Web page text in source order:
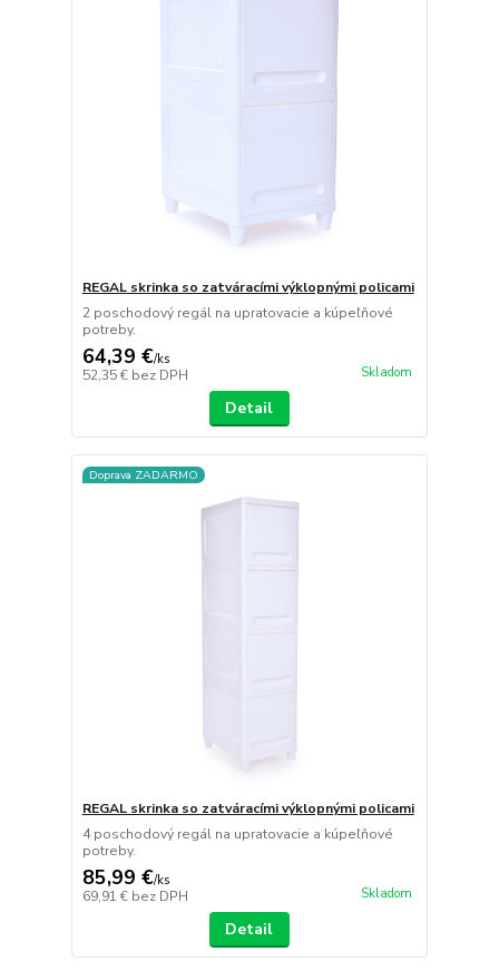
REGAL skrinka so zatváracími výklopnými policami
2 poschodový regál na upratovacie a kúpeľňové
potreby.
64,39 €/ks
52,35 € bez DPH Skladom
Detail
Doprava ZADARMO
REGAL skrinka so zatváracími výklopnými policami
4 poschodový regál na upratovacie a kúpeľňové
potreby.
85,99 €/ks
69,91 € bez DPH Skladom
Detail